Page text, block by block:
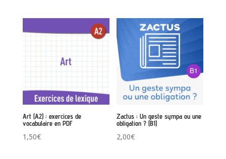
Art (A2) : exercices de
vocabulaire en PDF
1,50€
Zactus : Un geste sympa ou une
obligation ? (B1)
2,00€